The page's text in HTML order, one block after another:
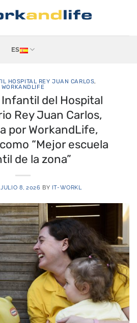
ES
HOSPITAL REY JUAN CARLOS,
WORKANDLIFE
Infantil del Hospital
Rey Juan Carlos,
por WorkandLife,
“Mejor escuela
de la zona”
JULIO 8, 2026 BY IT-WORKL